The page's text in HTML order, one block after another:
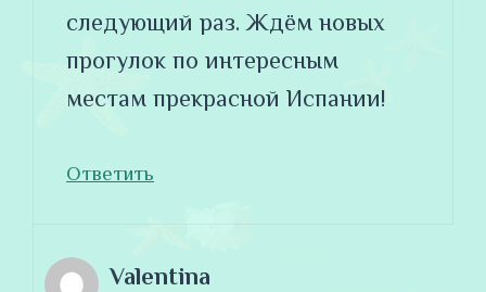
следующий раз. Ждём новых
прогулок по интересным
местам прекрасной Испании!
Ответить
Valentina